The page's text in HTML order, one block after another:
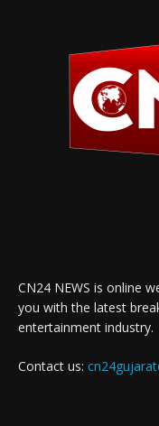
CN24 NEWS is online
you with the latest
entertainment industry.
Contact us: